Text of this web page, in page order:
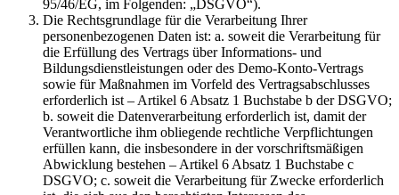
95/46/EG, im Folgenden: „DSGVO“).
Die Rechtsgrundlage für die Verarbeitung Ihrer
personenbezogenen Daten ist: a. soweit die Verarbeitung für
die Erfüllung des Vertrags über Informations- und
Bildungsdienstleistungen oder des Demo-Konto-Vertrags
sowie für Maßnahmen im Vorfeld des Vertragsabschlusses
erforderlich ist – Artikel 6 Absatz 1 Buchstabe b der DSGVO;
b. soweit die Datenverarbeitung erforderlich ist, damit der
Verantwortliche ihm obliegende rechtliche Verpflichtungen
erfüllen kann, die insbesondere in der vorschriftsmäßigen
Abwicklung bestehen – Artikel 6 Absatz 1 Buchstabe c
DSGVO; c. soweit die Verarbeitung für Zwecke erforderlich